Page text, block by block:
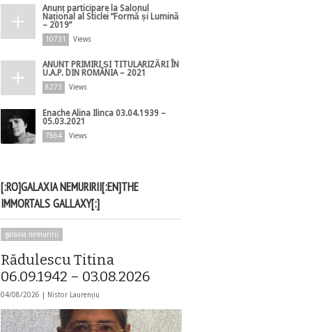
Anunț participare la Salonul
Național al Sticlei ”Formă și Lumină
– 2019”
10731 Views
ANUNȚ PRIMIRI ȘI TITULARIZĂRI ÎN
U.A.P. DIN ROMÂNIA – 2021
8273 Views
Enache Alina Ilinca 03.04.1939 –
05.03.2021
7864 Views
[:RO]GALAXIA NEMURIRII[:EN]THE
IMMORTALS GALLAXY[:]
galaxia nemuririi
Rădulescu Titina
06.09.1942 – 03.08.2026
04/08/2026 | Nistor Laurențiu